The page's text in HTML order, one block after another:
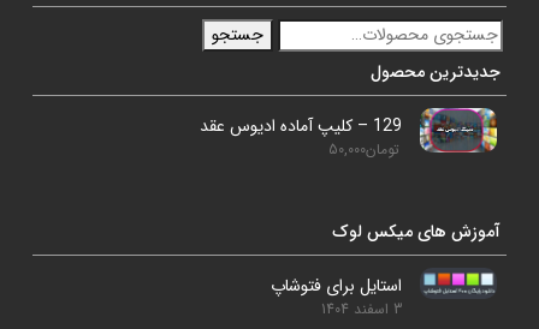
جستجو
جدیدترین محصول
129 – کلیپ آماده ادیوس عقد
تومان50,000
آموزش های میکس لوک
استایل برای فتوشاپ
3 اسفند 1404